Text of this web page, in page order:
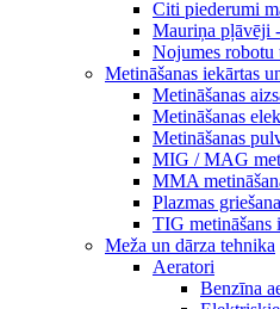
Citi piederumi
Mauriņa pļāvēji
Nojumes robotu
Metināšanas iekārtas
Metināšanas
Metināšanas
Metināšanas
MIG / MAG
MMA
Plazmas
TIG metināšans
Meža un dārza tehnika
Aeratori
Benzīna